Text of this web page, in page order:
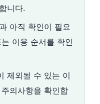
니다.
아직 확인이 필요
이용 순서를 확인
제외될 수 있는 이
의사항을 확인합